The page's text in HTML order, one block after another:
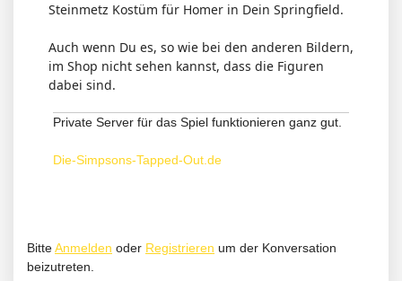
Steinmetz Kostüm für Homer in Dein Springfield.
Auch wenn Du es, so wie bei den anderen Bildern,
im Shop nicht sehen kannst, dass die Figuren
dabei sind.
Private Server für das Spiel funktionieren ganz gut.
Die-Simpsons-Tapped-Out.de
BitteAnmelden oder Registrieren um der Konversation
beizutreten.